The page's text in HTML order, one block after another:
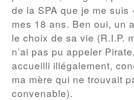
de la SPA que je me suis
mes 18 ans. Ben oui, un
le choix de sa vie (R.I.P.
n’ai pas pu appeler
accueilli illégalement,
ma mère qui ne trouvait
convenable).